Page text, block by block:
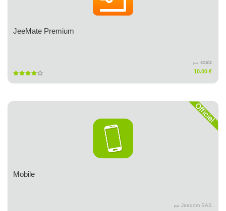
JeeMate Premium
par scalz
10.00 €
Mobile
par Jeedom SAS